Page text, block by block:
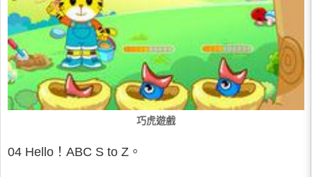
巧虎遊戲
04 Hello！ABC S to Z。